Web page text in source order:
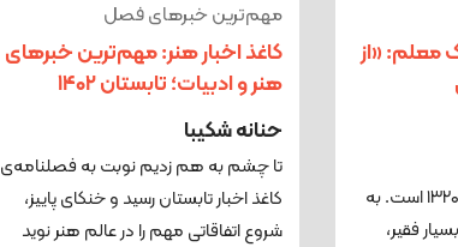
معلم: «از
علی‌اشرف درویشیان متولد ۱۳۲۰ است. به
فقیر،
مهم‌ترین خبرهای فصل
کاغذ اخبار هنر: مهم‌ترین خبرهای
هنر و ادبیات؛ تابستان ۱۴۰۲
حنانه شکیبا
تا چشم به هم زدیم نوبت به فصلنامه‌ی
کاغذ اخبار تابستان رسید و خنکای پاییز،
شروع اتفاقاتی مهم را در عالم هنر نوید